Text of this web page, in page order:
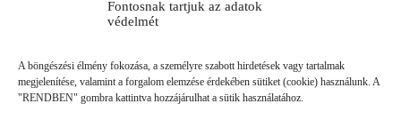
Fontosnak tartjuk az adatok
védelmét
A böngészési élmény fokozása, a személyre szabott hirdetések vagy tartalmak
megjelenítése, valamint a forgalom elemzése érdekében sütiket (cookie) használunk. A
"RENDBEN" gombra kattintva hozzájárulhat a sütik használatához.